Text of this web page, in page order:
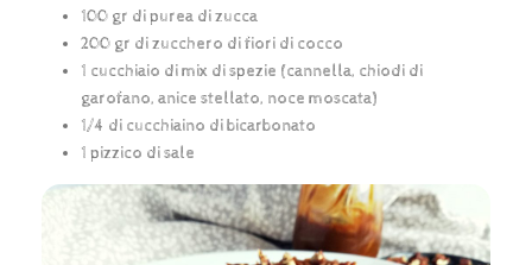
100 gr di purea di zucca
200 gr di zucchero di fiori di cocco
1 cucchiaio di mix di spezie (cannella, chiodi di
garofano, anice stellato, noce moscata)
1/4 di cucchiaino di bicarbonato
1 pizzico di sale